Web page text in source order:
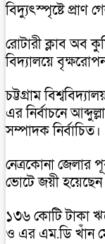
বিদ্যুৎস্পৃষ্টে প্রাণ
রোটারী ক্লাব অব
বিদ্যালয়ে
চট্টগ্রাম
এর নির্বাচনে
সম্পাদক নির্বাচিত।
নেত্রকোনা জেলার
ভোটে জয়ী
১৩৬ কোটি টাকা
ও এর এম.ডি খাঁন